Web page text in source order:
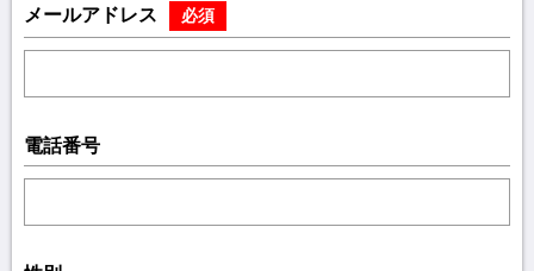
メールアドレス 必須
電話番号